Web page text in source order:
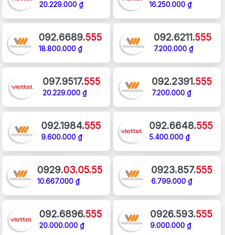
20.229.000 ₫ 16.250.000 ₫
092.6689.555
18.800.000 ₫
092.6211.555
7.200.000 ₫
097.9517.555
20.229.000 ₫
092.2391.555
7.200.000 ₫
092.1984.555
9.600.000 ₫
092.6648.555
5.400.000 ₫
0929.03.05.55
10.667.000 ₫
0923.857.555
6.799.000 ₫
092.6896.555
20.000.000 ₫
0926.593.555
9.000.000 ₫